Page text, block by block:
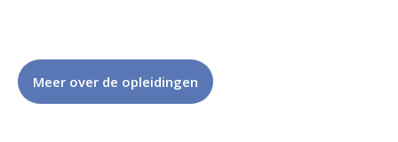
Meer over de opleidingen